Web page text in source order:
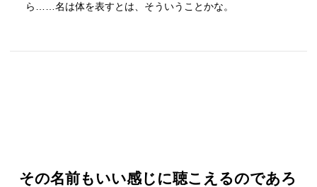
ら……名は体を表すとは、そういうことかな。
その名前もいい感じに聴こえるのであろ